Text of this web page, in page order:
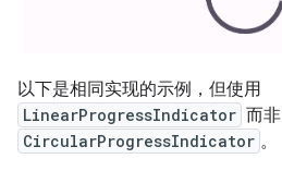
以下是相同实现的示例，但使用
LinearProgressIndicator 而非
CircularProgressIndicator 。